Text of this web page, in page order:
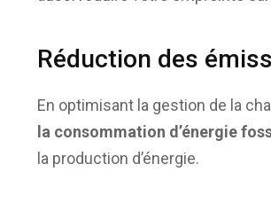
Réduction des
En optimisant la gestion de la
la consommation d’énergie
la production d’énergie.